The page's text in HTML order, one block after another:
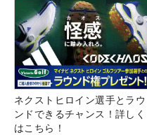
ネクストヒロイン選手とラウ
ンドできるチャンス！詳しく
はこちら！